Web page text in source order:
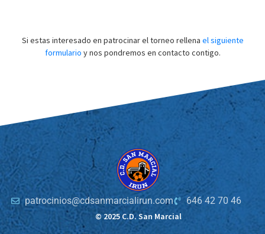
Si estas interesado en patrocinar el torneo rellena el siguiente
formulario y nos pondremos en contacto contigo.
patrocinios@cdsanmarcialirun.com
646 42 70 46
© 2025 C.D. San Marcial